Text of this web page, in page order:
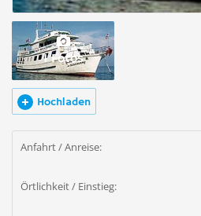
1 Fotos
Hochladen
Anfahrt / Anreise:
Örtlichkeit / Einstieg: